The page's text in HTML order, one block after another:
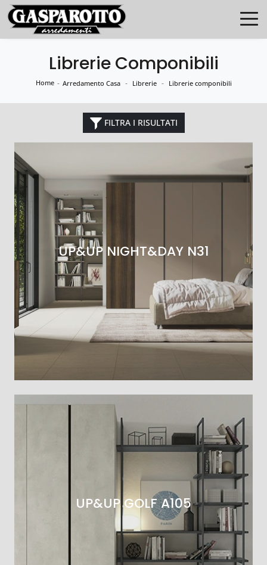
Librerie Componibili
Home - Arredamento Casa - Librerie - Librerie componibili
FILTRA I RISULTATI
UP&UP NIGHT&DAY N31
UP&UP GOLF A105